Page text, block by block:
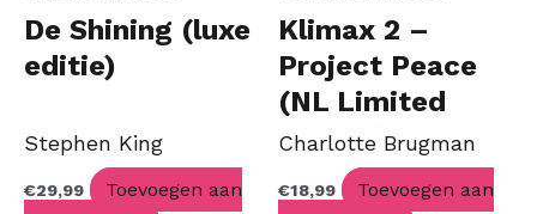
De Shining (luxe
editie)
Stephen King
€29,99
Toevoegen aan
Klimax 2 –
Project Peace
(NL Limited
Edition)
Charlotte Brugman
€18,99
Toevoegen aan